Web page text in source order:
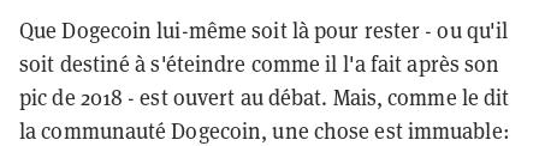
Que Dogecoin lui-même soit là pour rester - ou qu'il
soit destiné à s'éteindre comme il l'a fait après son
pic de 2018 - est ouvert au débat. Mais, comme le dit
la communauté Dogecoin, une chose est immuable: